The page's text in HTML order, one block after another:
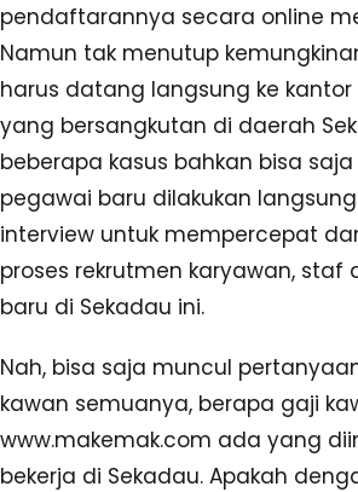
pendaftarannya secara online
Namun tak menutup
harus datang langsung ke
yang bersangkutan di daerah
beberapa kasus bahkan bisa
pegawai baru dilakukan
interview untuk mempercepat
proses rekrutmen karyawan, staf
baru di Sekadau ini.
Nah, bisa saja muncul
kawan semuanya, berapa gaji
www.makemak.com ada yang
bekerja di Sekadau. Apakah